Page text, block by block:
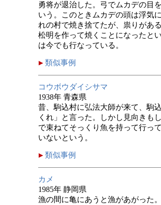
勇将が退治した。弓でムカデの目
いう。このときムカデの頭は浮気
れの村で焼き捨てたが、祟りがあ
松明を作って焼くことになったと
は今でも行なっている。
類似事例
コウボウダイシサマ
1938年 青森県
昔、駒込村に弘法大師が来て、駒
くれ」と言った。しかし見向きも
で束ねてそっくり魚を持って行っ
いないという。
類似事例
カメ
1985年 静岡県
漁の間に亀にあうと漁があがった